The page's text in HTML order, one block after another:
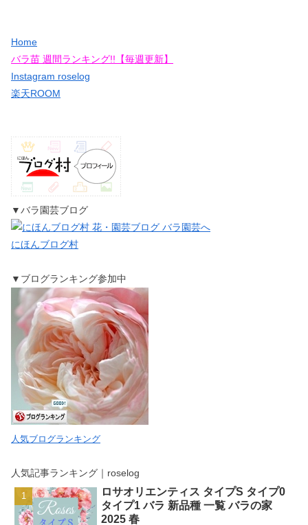
Home
バラ苗 週間ランキング!!【毎週更新】
Instagram roselog
楽天ROOM
▼バラ園芸ブログ
にほんブログ村
▼ブログランキング参加中
人気ブログランキング
人気記事ランキング｜roselog
ロサオリエンティス タイプS タイプ0
タイプ1 バラ 新品種 一覧 バラの家
2025 春